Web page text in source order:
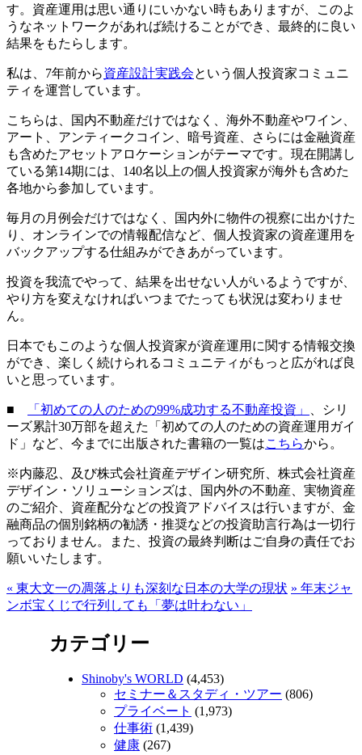
す。資産運用は思い通りにいかない時もありますが、このよ
うなネットワークがあれば続けることができ、最終的に良い
結果をもたらします。
私は、7年前から資産設計実践会という個人投資家コミュニ
ティを運営しています。
こちらは、国内不動産だけではなく、海外不動産やワイン、
アート、アンティークコイン、暗号資産、さらには金融資産
も含めたアセットアロケーションがテーマです。現在開講し
ている第14期には、140名以上の個人投資家が海外も含めた
各地から参加しています。
毎月の月例会だけではなく、国内外に物件の視察に出かけた
り、オンラインでの情報配信など、個人投資家の資産運用を
バックアップする仕組みができあがっています。
投資を我流でやって、結果を出せない人がいるようですが、
やり方を変えなければいつまでたっても状況は変わりませ
ん。
日本でもこのような個人投資家が資産運用に関する情報交換
ができ、楽しく続けられるコミュニティがもっと広がれば良
いと思っています。
■ 「初めての人のための99%成功する不動産投資」
、シリ
ーズ累計30万部を超えた「初めての人のための資産運用ガイ
ド」など、今までに出版された書籍の一覧はこちらから。
※内藤忍、及び株式会社資産デザイン研究所、株式会社資産
デザイン・ソリューションズは、国内外の不動産、実物資産
のご紹介、資産配分などの投資アドバイスは行いますが、金
融商品の個別銘柄の勧誘・推奨などの投資助言行為は一切行
っておりません。また、投資の最終判断はご自身の責任でお
願いいたします。
« 東大文一の凋落よりも深刻な日本の大学の現状 » 年末ジャ
ンボ宝くじで行列しても「夢は叶わない」
カテゴリー
Shinoby's WORLD (4,453)
セミナー＆スタディ・ツアー (806)
プライベート (1,973)
仕事術 (1,439)
健康 (267)